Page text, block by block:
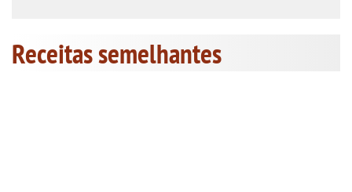
Receitas semelhantes